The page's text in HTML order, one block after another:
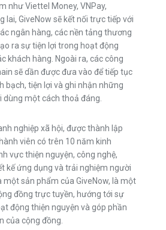
như Viettel Money, VNPay,
lai, GiveNow sẽ kết nối trực tiếp với
ngân hàng, các nền tảng thương
ra sự tiện lợi trong hoạt động
khách hàng. Ngoài ra, các công
sẽ dần được đưa vào để tiếp tục
bạch, tiện lợi và ghi nhận những
một cách thoả đáng.
nghiệp xã hội, được thành lập
viên có trên 10 năm kinh
vực thiện nguyện, công nghệ,
kế ứng dụng và trải nghiệm người
một sản phẩm của GiveNow, là một
đồng trực tuyền, hướng tới sự
động thiện nguyện và góp phần
của cộng đồng.